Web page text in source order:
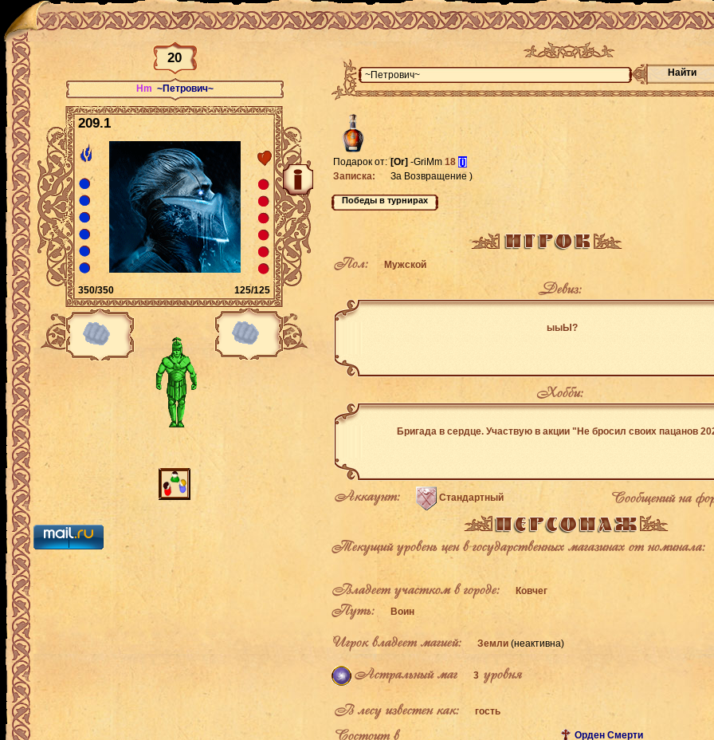
20
Hm ~Петрович~
209.1
350/350 125/125
Найти
Подарок от: [Or] -GriMm 18 [i]
Записка:
За Возвращение )
Пол: Мужской
Девиз:
ыыЫ?
Хобби:
Бригада в сердце. Участвую в акции "Не бросил своих пацанов
Аккаунт: Стандартный Сообщений на
Текущий уровень цен в государственных магазинах от номинала:
Владеет участком в городе: Ковчег
Путь: Воин
Игрок владеет магией: Земли (неактивна)
Астральный маг 3 уровня
В лесу известен как:
гость
Состоит в Орден Смерти